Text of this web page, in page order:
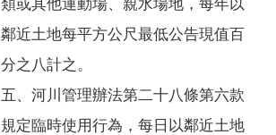
鄰近土地每平方公尺最低公告現值百
分之八計之。
五、河川管理辦法第二十八條第六款
規定臨時使用行為，每日以鄰近土地